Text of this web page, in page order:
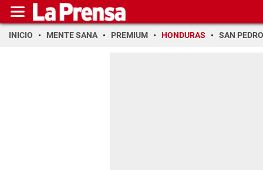
INICIO MENTE SANA PREMIUM HONDURAS SAN PEDRO